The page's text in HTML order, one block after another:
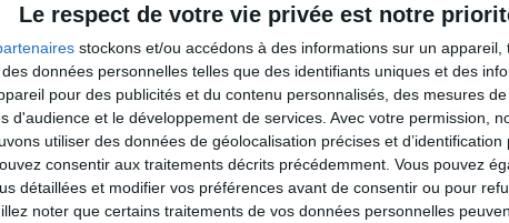
Le respect de votre vie privée est notre
stockons et/ou accédons à des informations sur un appareil,
données personnelles telles que des identifiants uniques et des
pour des publicités et du contenu personnalisés, des mesures
d'audience et le développement de services. Avec votre permission,
utiliser des données de géolocalisation précises et d’identification
consentir aux traitements décrits précédemment. Vous pouvez
détaillées et modifier vos préférences avant de consentir ou pour
noter que certains traitements de vos données personnelles
Cristaline, Coca-
Voici ce que les
achètent le
Trop de protéines ?
Voici enfin les bonnes
quantités pour toutes
et tous